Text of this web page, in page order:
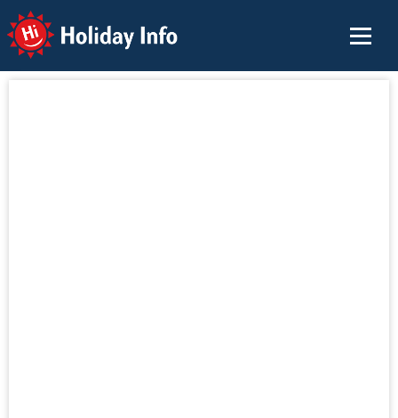
Holiday Info